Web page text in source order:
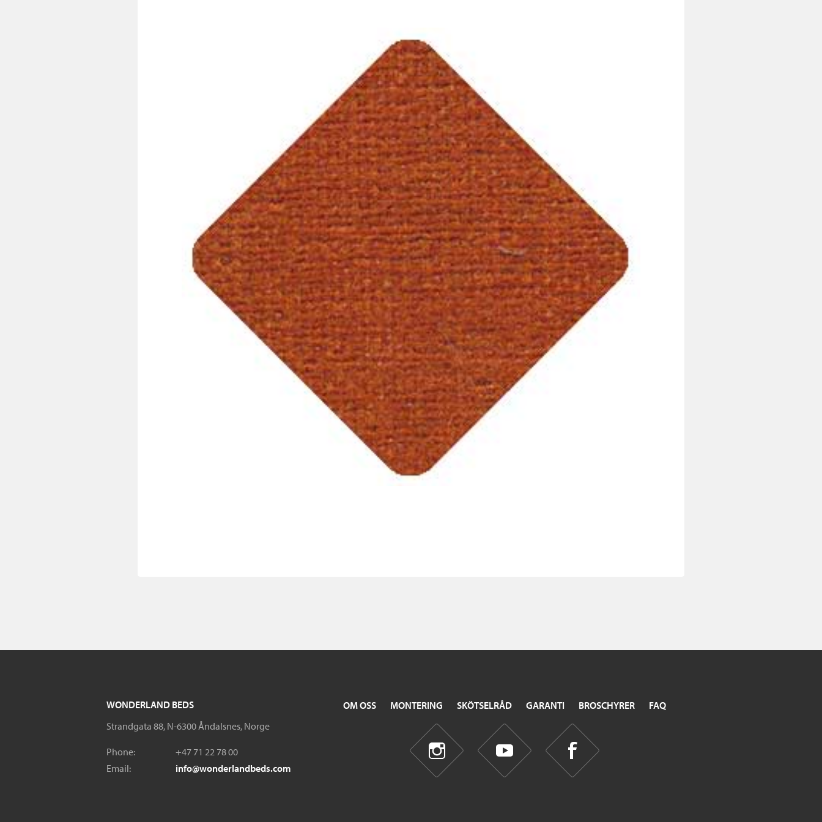
OM OSS MONTERING SKÖTSELRÅD GARANTI BROSCHYRER FAQ
WONDERLAND BEDS
Strandgata 88, N-6300 Åndalsnes, Norge
Phone:
+47 71 22 78 00
Email:
info@wonderlandbeds.com